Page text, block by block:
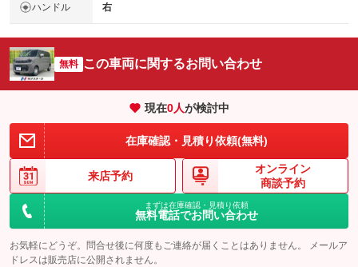
ハンドル 右
無料 この車両に関するお問い合わせ
現在0人が検討中
在庫確認・見積り依頼(無料)
来店予約
オンライン
商談予約
まずは在庫確認・見積り依頼
無料電話でお問い合わせ
お気軽にどうぞ。問合せ後に何度もご連絡が届くことはありません。 メールア
ドレスは販売店に公開されません。